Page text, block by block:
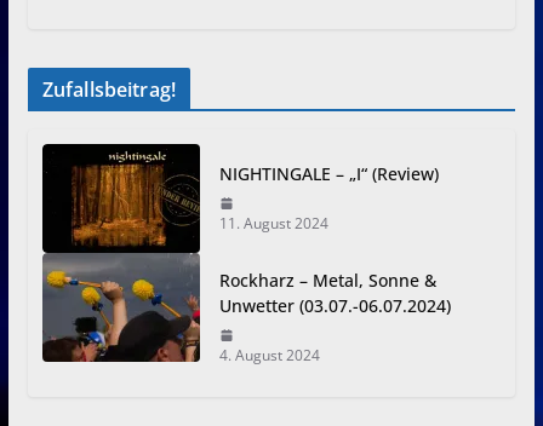
Zufallsbeitrag!
NIGHTINGALE – „I“ (Review)
11. August 2024
Rockharz – Metal, Sonne &
Unwetter (03.07.-06.07.2024)
4. August 2024